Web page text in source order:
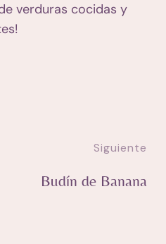
verduras cocidas y
Siguiente
Budín de Banana